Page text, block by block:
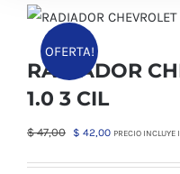
OFERTA!
RADIADOR
1.0 3 CIL
$47,00
El
original
$ 42,00El
actual
PRECIO INCLUYE